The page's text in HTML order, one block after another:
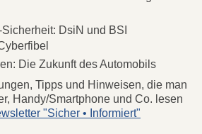
DsiN und BSI
Die Zukunft des Automobils
Tipps und Hinweisen, die man
Handy/Smartphone und Co. lesen
"Sicher • Informiert"